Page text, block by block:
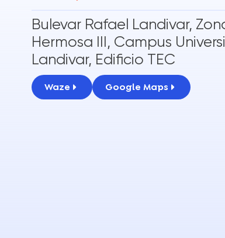
Bulevar Rafael Landivar,
Hermosa III, Campus
Landivar, Edificio TEC
Waze Google Maps